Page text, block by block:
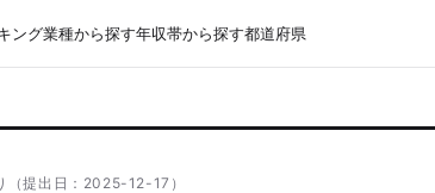
ング業種から探す年収帯から探す都道府県
（提出日：2025-12-17）